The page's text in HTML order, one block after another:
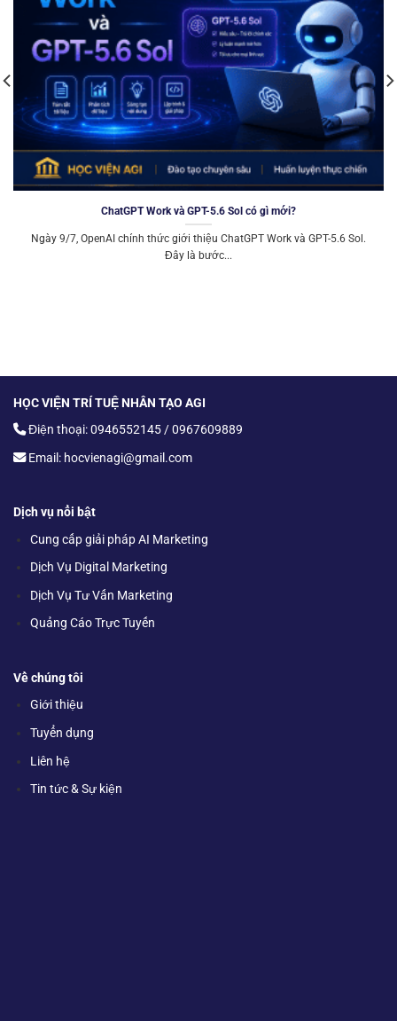
ChatGPT Work và GPT-5.6 Sol có gì mới?
Ngày 9/7, OpenAI chính thức giới thiệu ChatGPT Work và GPT-5.6 Sol.
Đây là bước...
HỌC VIỆN TRÍ TUỆ NHÂN TẠO AGI
Điện thoại: 0946552145 / 0967609889
Email: hocvienagi@gmail.com
Dịch vụ nổi bật
Cung cấp giải pháp AI Marketing
Dịch Vụ Digital Marketing
Dịch Vụ Tư Vấn Marketing
Quảng Cáo Trực Tuyến
Về chúng tôi
Giới thiệu
Tuyển dụng
Liên hệ
Tin tức & Sự kiện